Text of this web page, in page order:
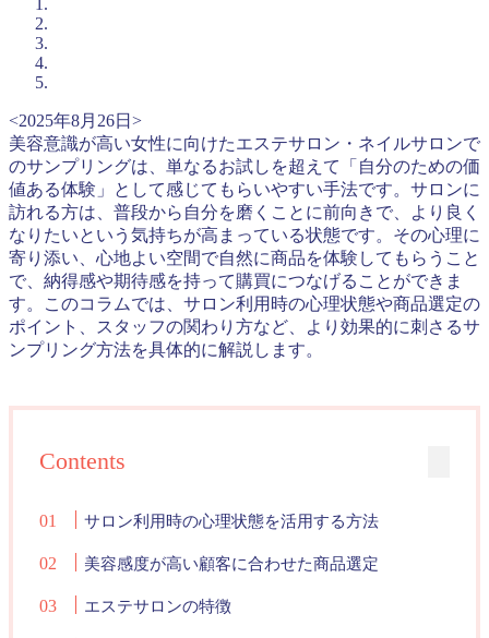
<2025年8月26日>
美容意識が高い女性に向けたエステサロン・ネイルサロンで
のサンプリングは、単なるお試しを超えて「自分のための価
値ある体験」として感じてもらいやすい手法です。サロンに
訪れる方は、普段から自分を磨くことに前向きで、より良く
なりたいという気持ちが高まっている状態です。その心理に
寄り添い、心地よい空間で自然に商品を体験してもらうこと
で、納得感や期待感を持って購買につなげることができま
す。このコラムでは、サロン利用時の心理状態や商品選定の
ポイント、スタッフの関わり方など、より効果的に刺さるサ
ンプリング方法を具体的に解説します。
Contents
サロン利用時の心理状態を活用する方法
美容感度が高い顧客に合わせた商品選定
エステサロンの特徴